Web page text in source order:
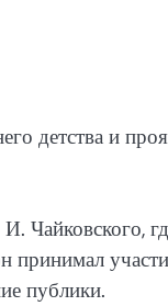
детства и
Чайковского,
принимал
публики.